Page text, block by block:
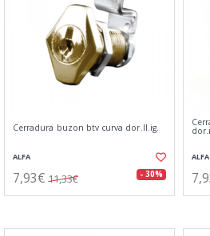
Cerradura buzon btv curva dor.ll.ig.
ALFA
7,93€ 11,33€ - 30%
ALFA